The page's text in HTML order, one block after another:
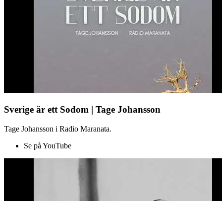
Sverige är ett Sodom | Tage Johansson
Tage Johansson i Radio Maranata.
Se på YouTube